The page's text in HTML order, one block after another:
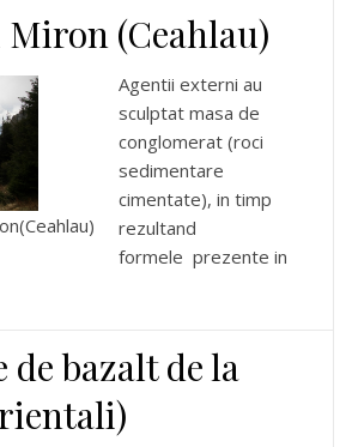
(Ceahlau)
Agentii externi au
sculptat masa de
conglomerat (roci
sedimentare
cimentate), in timp
rezultand
formele prezente in
de bazalt de la